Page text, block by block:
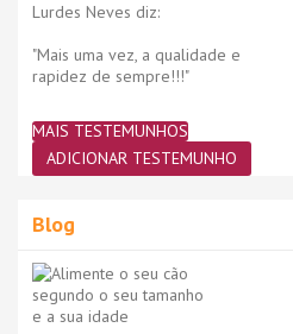
Lurdes Neves diz:
"Mais uma vez, a qualidade e
rapidez de sempre!!!"
MAIS TESTEMUNHOS
ADICIONAR TESTEMUNHO
Blog